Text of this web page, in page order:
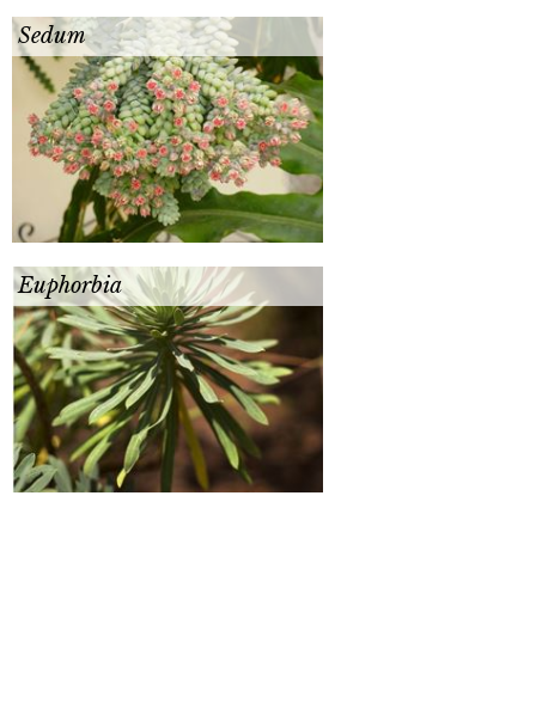
Sedum
Euphorbia